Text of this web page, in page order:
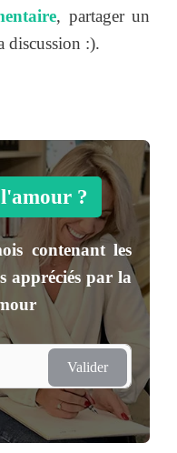
, partager un
discussion :).
?
contenant les
appréciés par la
Valider